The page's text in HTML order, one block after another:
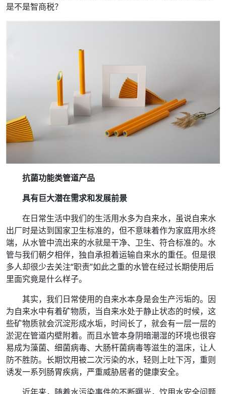
是不是智商税？
抗菌功能类管道产品
具有巨大潜在需求和发展前景
在日常生活中我们的生活用水多为自来水，虽说自来水
出厂时是达到国家卫生标准的，但不意味着作为家庭用水终
端，从水管中流出来的水就是干净、卫生、符合标准的。水
管与我们朝夕相伴，独自承担着运输自来水的重任。但是很
多人却很少去关注“职责”如此之重的水管在经过长期使用后
里面究竟是什么样子。
其实，我们日常使用的自来水本身是会生产污垢的。因
为自来水中有着矿物质，当自来水处于静止状态的时候，这
些矿物质就会沉淀形成水垢，时间长了，就会有一层一层的
淤泥在管道内壁附着。而且水管本身阴暗潮湿的环境也很容
易成为藻菌、细菌病毒、大肠杆菌病毒等滋生的温床，让人
防不胜防。长期饮用被二次污染的水，轻则上吐下泻，重则
诱发一系列肠胃疾病，严重威胁居者的健康安全。